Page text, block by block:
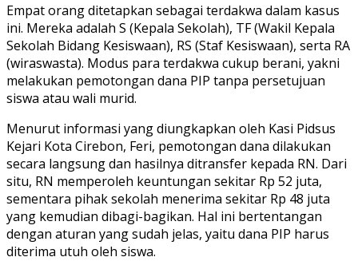
Empat orang ditetapkan sebagai terdakwa dalam kasus
ini. Mereka adalah S (Kepala Sekolah), TF (Wakil Kepala
Sekolah Bidang Kesiswaan), RS (Staf Kesiswaan), serta RA
(wiraswasta). Modus para terdakwa cukup berani, yakni
melakukan pemotongan dana PIP tanpa persetujuan
siswa atau wali murid.
Menurut informasi yang diungkapkan oleh Kasi Pidsus
Kejari Kota Cirebon, Feri, pemotongan dana dilakukan
secara langsung dan hasilnya ditransfer kepada RN. Dari
situ, RN memperoleh keuntungan sekitar Rp 52 juta,
sementara pihak sekolah menerima sekitar Rp 48 juta
yang kemudian dibagi-bagikan. Hal ini bertentangan
dengan aturan yang sudah jelas, yaitu dana PIP harus
diterima utuh oleh siswa.